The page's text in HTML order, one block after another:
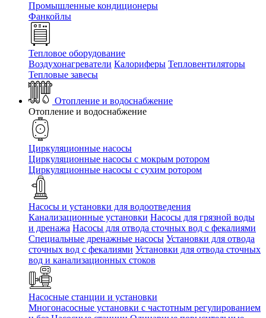
Промышленные кондиционеры
Фанкойлы
Тепловое оборудование
Воздухонагреватели Калориферы Тепловентиляторы
Тепловые завесы
Отопление и водоснабжение
Отопление и водоснабжение
Циркуляционные насосы
Циркуляционные насосы с мокрым ротором
Циркуляционные насосы с сухим ротором
Насосы и установки для водоотведения
Канализационные установки Насосы для грязной воды
и дренажа Насосы для отвода сточных вод c фекалиями
Специальные дренажные насосы Установки для отвода
сточных вод c фекалиями Установки для отвода сточных
вод и канализационных стоков
Насосные станции и установки
Многонасосные установки с частотным регулированием